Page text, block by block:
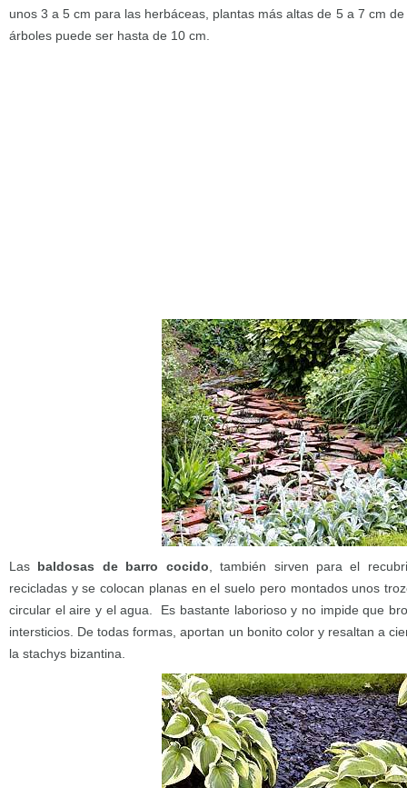
unos 3 a 5 cm para las herbáceas, plantas más altas de 5 a 7 cm
árboles puede ser hasta de 10 cm.
Las baldosas de barro cocido , también sirven para el
recicladas y se colocan planas en el suelo pero montados unos
circular el aire y el agua. Es bastante laborioso y no impide que
intersticios. De todas formas, aportan un bonito color y resaltan a
la stachys bizantina.